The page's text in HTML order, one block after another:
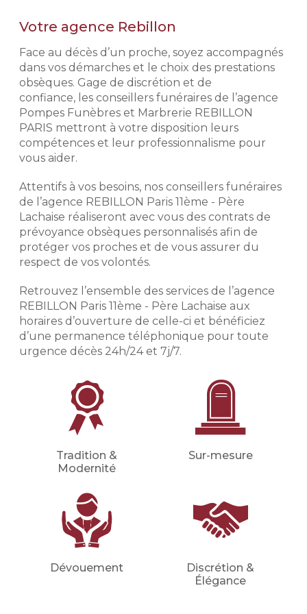
2 novembre 2026 pour l’achat d’un
semelle, hors gravure, dans la limite
des stocks disponibles de
monuments et de la disponibilité des
granits. Remise d’un montant
maximum de 4 000 € TTC. Voir
conditions de l’offre en agence et
dans les mentions légales.
Demander un devis
marbrerie
Notre histoire repose sur
l'expérience de nos conseillers
funéraires. Exigeants, discrets et
respectueux, ils mettent leur
professionnalisme à votre service
afin de déterminer avec vous votre
budget et vos volontés afin de mieux
aborder votre démarche de
Préparer l'organisation des
obsèques
Prévoir ses obsèques, c'est choisir
les prestations qui vont venir
composer l'hommage. Pour des
en charge de qualité, nous
établissons avec vous les obsèques
que vous souhaitez en détails
(inhumation, crémation, cérémonie
civile ou religieuse, convoi, fleurs,
Financer les obsèques
Financer vos obsèques par
anticipation afin de protéger vos
proches d'une dépense imprévue.
Votre conseiller en prévoyance
obsèques déterminera avec vous le
meilleures mensualités adaptées à
votre situation (familiale, financière,
etc.).
Demander un devis
Votre agence Rebillon
Face au décès d’un proche, soyez accompagnés
dans vos démarches et le choix des prestations
obsèques. Gage de discrétion et de
confiance, les conseillers funéraires de l’agence
Pompes Funèbres et Marbrerie REBILLON
PARIS mettront à votre disposition leurs
compétences et leur professionnalisme pour
vous aider.
Attentifs à vos besoins, nos conseillers funéraires
de l’agence REBILLON Paris 11ème - Père
Lachaise réaliseront avec vous des contrats de
prévoyance obsèques personnalisés afin de
protéger vos proches et de vous assurer du
respect de vos volontés.
Retrouvez l’ensemble des services de l’agence
REBILLON Paris 11ème - Père Lachaise aux
horaires d’ouverture de celle-ci et bénéficiez
d’une permanence téléphonique pour toute
urgence décès 24h/24 et 7j/7.
Tradition &
Modernité
Sur-mesure
Dévouement
Discrétion &
Élégance